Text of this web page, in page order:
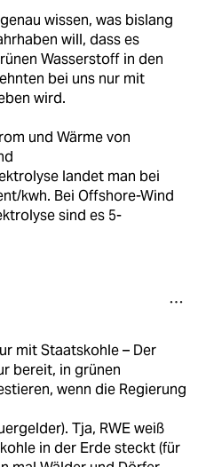
wissen, was bislang
will, dass es
Wasserstoff in den
bei uns nur mit
wird.
und Wärme von
landet man bei
kwh. Bei Offshore-Wind
sind es 5-
mit Staatskohle – Der
bereit, in grünen
wenn die Regierung
Tja, RWE weiß
in der Erde steckt (für